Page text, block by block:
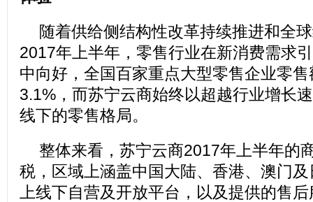
随着供给侧结构性改革持续推进和全
2017年上半年，零售行业在新消费需求
中向好，全国百家重点大型零售企业零
3.1%，而苏宁云商始终以超越行业增长
线下的零售格局。
整体来看，苏宁云商2017年上半年的
税，区域上涵盖中国大陆、香港、澳门
上线下自营及开放平台，以及提供的售